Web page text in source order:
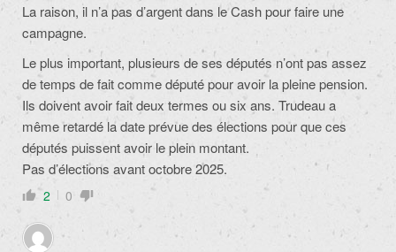
La raison, il n’a pas d’argent dans le Cash pour faire une
campagne.
Le plus important, plusieurs de ses députés n’ont pas assez
de temps de fait comme député pour avoir la pleine pension.
Ils doivent avoir fait deux termes ou six ans. Trudeau a
même retardé la date prévue des élections pour que ces
députés puissent avoir le plein montant.
Pas d’élections avant octobre 2025.
2 0